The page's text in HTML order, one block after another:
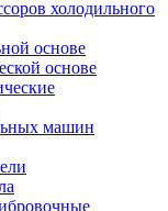
холодильного
основе
основе
машин